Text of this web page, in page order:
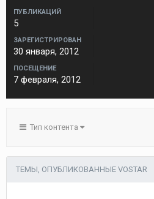
ПУБЛИКАЦИЙ
5
ЗАРЕГИСТРИРОВАН
30 января, 2012
ПОСЕЩЕНИЕ
7 февраля, 2012
Тип контента
ТЕМЫ, ОПУБЛИКОВАННЫЕ VOSTAR